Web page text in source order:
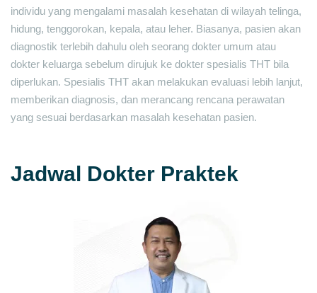
individu yang mengalami masalah kesehatan di wilayah telinga,
hidung, tenggorokan, kepala, atau leher. Biasanya, pasien akan
diagnostik terlebih dahulu oleh seorang dokter umum atau
dokter keluarga sebelum dirujuk ke dokter spesialis THT bila
diperlukan. Spesialis THT akan melakukan evaluasi lebih lanjut,
memberikan diagnosis, dan merancang rencana perawatan
yang sesuai berdasarkan masalah kesehatan pasien.
Jadwal Dokter Praktek